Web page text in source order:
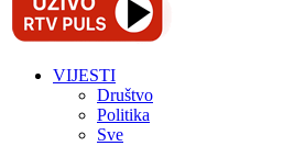
VIJESTI
Društvo
Politika
Sve